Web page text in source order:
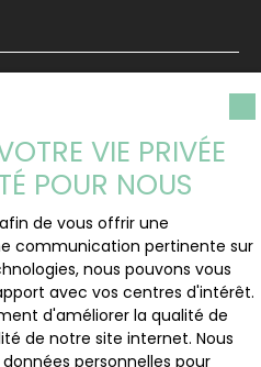
de prospection
téléphonique, vous pouvez
sur la liste d'opposition
prévu par l'article
sur le site
ou par courrier
Bloctel, CS 61311, 41013
VIE PRIVÉE
POUR NOUS
de vous offrir une
communication pertinente sur
nous pouvons vous
avec vos centres d'intérêt.
d'améliorer la qualité de
de notre site internet. Nous
personnelles pour